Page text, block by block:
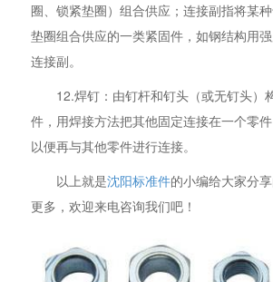
圈、锁紧垫圈）组合供应；连接副指将某
垫圈组合供应的一类紧固件，如钢结构用
连接副。
12.焊钉：由钉杆和钉头（或无钉头）
件，用焊接方法把其他固定连接在一个零
以便再与其他零件进行连接。
以上就是沈阳标准件的小编给大家分
更多，欢迎来电咨询我们吧！